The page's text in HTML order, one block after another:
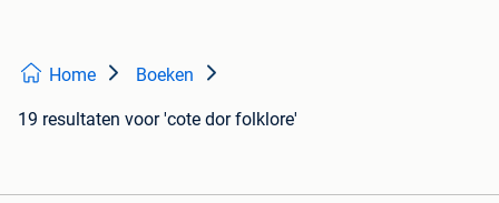
Home Boeken
19 resultaten voor 'cote dor folklore'